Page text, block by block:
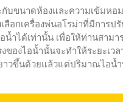
Fugiat
commodo,
eser
vitaes
Posi
orem
quia nons.
กับขนาดห้องและความเข้มห
เลือกเครื่องพ่นอโรม่าที่มีการ
น้ำได้เท่านั้น เพื่อให้ท่านสามา
ของไอน้ำนั้นจะทำให้ระยะเว
วขึ้นด้วยแล้วแต่ปริมาณไอน้ำ